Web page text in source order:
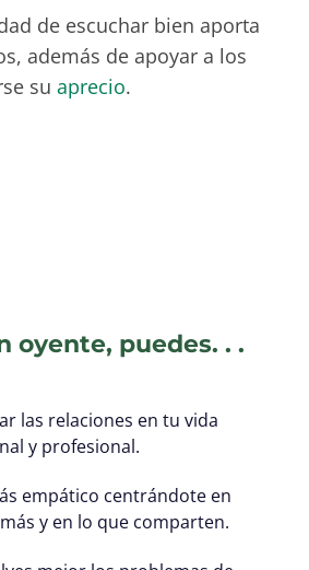
de escuchar bien aporta
además de apoyar a los
su aprecio.
oyente, puedes. . .
las relaciones en tu vida
y profesional.
empático centrándote en
y en lo que comparten.